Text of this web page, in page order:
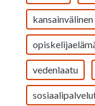
vedenlaatu